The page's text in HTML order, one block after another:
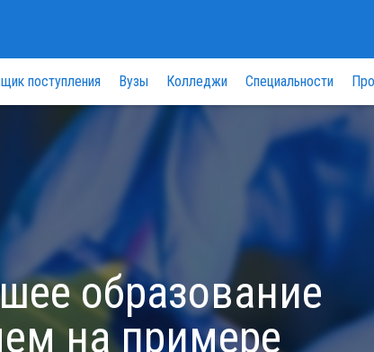
поступления Вузы Колледжи Специальности
образование
на примере